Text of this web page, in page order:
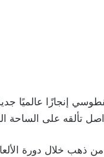
إنجازًا عالميًا